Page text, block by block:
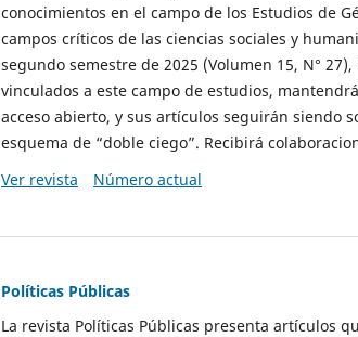
conocimientos en el campo de los Estudios de
campos críticos de las ciencias sociales y
segundo semestre de 2025 (Volumen 15, N° 27),
vinculados a este campo de estudios,
acceso abierto, y sus artículos seguirán siendo
esquema de “doble ciego”. Recibirá
Ver revista
Número actual
Políticas Públicas
La revista Políticas Públicas presenta artículos